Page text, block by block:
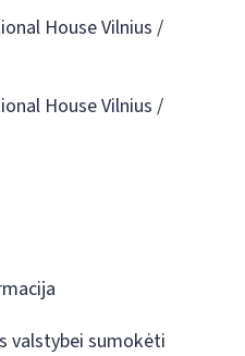
House Vilnius /
House Vilnius /
valstybei sumokėti